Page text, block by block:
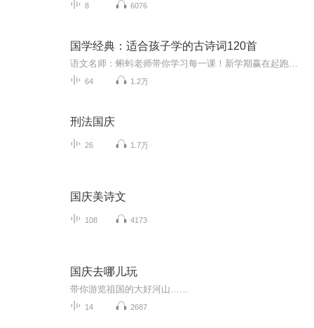
8 6076
国学经典：适合孩子学的古诗词120首
64 1.2万
刑法国庆
26 1.7万
国庆美诗文
108 4173
国庆去哪儿玩
带你游览祖国的大好河山……
14 2687